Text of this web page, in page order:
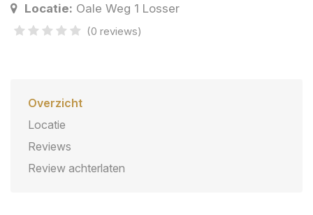
Locatie: Oale Weg 1 Losser
(0 reviews)
Overzicht
Locatie
Reviews
Review achterlaten